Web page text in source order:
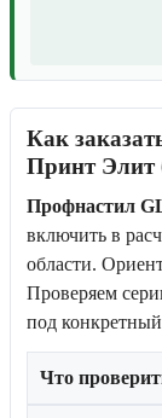
Как
Принт Элит
Профнастил
включить в
области.
Проверяем
под конкретный
Что